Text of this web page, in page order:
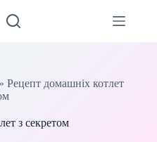
Рецепт домашніх котлет
з секретом